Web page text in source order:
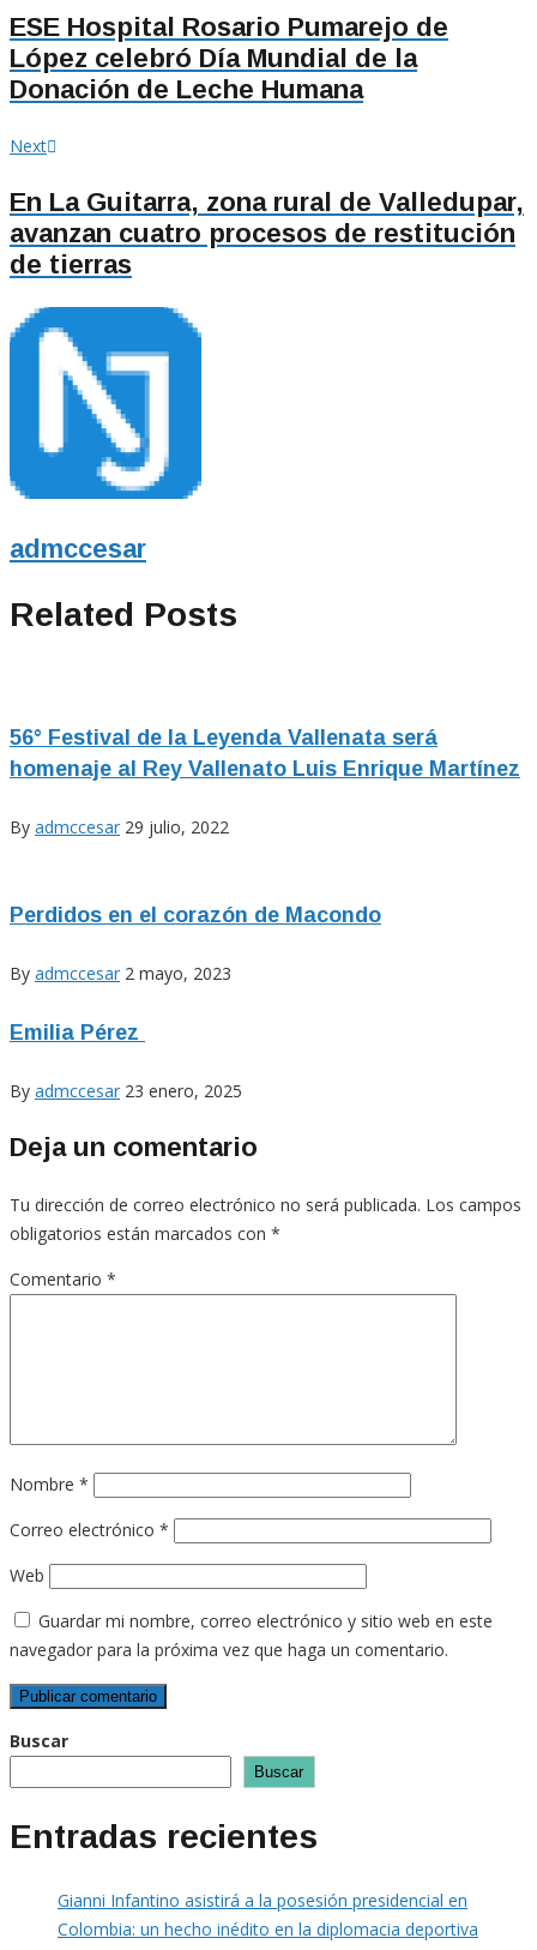
de
entradas
ESE Hospital Rosario Pumarejo de
López celebró Día Mundial de la
Donación de Leche Humana
Next
En La Guitarra, zona rural de Valledupar,
avanzan cuatro procesos de restitución
de tierras
admccesar
Related Posts
56° Festival de la Leyenda Vallenata será
homenaje al Rey Vallenato Luis Enrique Martínez
By admccesar 29 julio, 2022
Perdidos en el corazón de Macondo
By admccesar 2 mayo, 2023
Emilia Pérez
By admccesar 23 enero, 2025
Deja un comentario
Tu dirección de correo electrónico no será publicada. Los campos
obligatorios están marcados con *
Comentario *
Nombre *
Correo electrónico *
Web
Guardar mi nombre, correo electrónico y sitio web en este
navegador para la próxima vez que haga un comentario.
Buscar
Buscar
Entradas recientes
Gianni Infantino asistirá a la posesión presidencial en
Colombia: un hecho inédito en la diplomacia deportiva